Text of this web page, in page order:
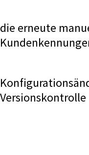
die erneute
Versionskontrolle